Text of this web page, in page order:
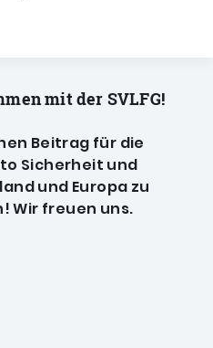
mit der SVLFG!
Beitrag für die
Sicherheit und
und Europa zu
Wir freuen uns.